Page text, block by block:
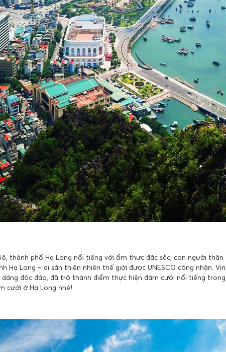
thành phố Hạ Long nổi tiếng với ẩm thực đặc sắc, con người thân
Hạ Long – di sản thiên nhiên thế giới được UNESCO công nhận.
độc đáo, đã trở thành điểm thực hiện đám cưới nổi tiếng trong
cưới ở Hạ Long nhé!